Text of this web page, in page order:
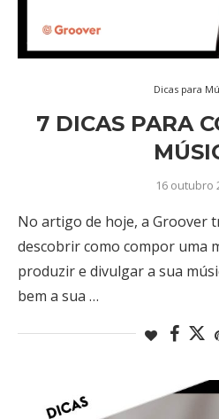
Dicas para
7 DICAS PARA
16 outubro
No artigo de hoje, a Groover
descobrir como compor uma
produzir e divulgar a sua
bem a sua …